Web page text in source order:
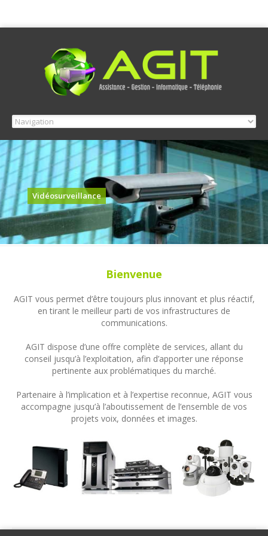
Vidéosurveillance
Bienvenue
AGIT vous permet d’être toujours plus innovant et plus réactif,
en tirant le meilleur parti de vos infrastructures de
communications.
AGIT dispose d’une offre complète de services, allant du
conseil jusqu’à l’exploitation, afin d’apporter une réponse
pertinente aux problématiques du marché.
Partenaire à l’implication et à l’expertise reconnue, AGIT vous
accompagne jusqu’à l’aboutissement de l’ensemble de vos
projets voix, données et images.